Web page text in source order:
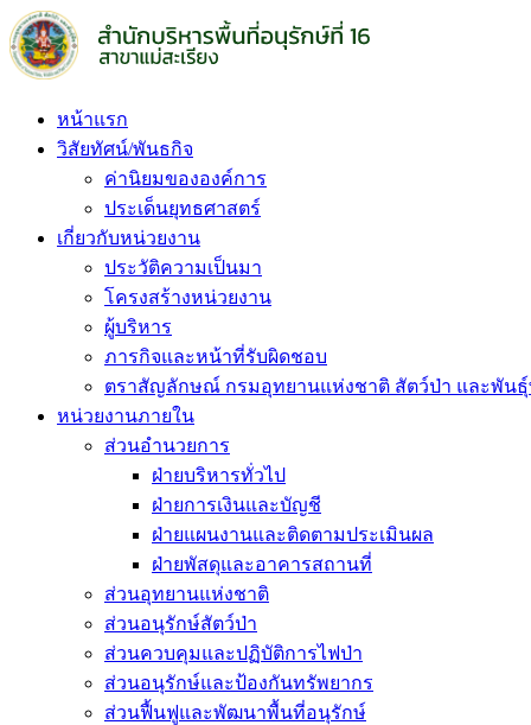
Skip
to
content
หน้าแรก
วิสัยทัศน์/พันธกิจ
ค่านิยมขององค์การ
ประเด็นยุทธศาสตร์
เกี่ยวกับหน่วยงาน
ประวัติความเป็นมา
โครงสร้างหน่วยงาน
ผู้บริหาร
ภารกิจและหน้าที่รับผิดชอบ
ตราสัญลักษณ์ กรมอุทยานแห่งชาติ สัตว์ป่า และพัน
หน่วยงานภายใน
ส่วนอำนวยการ
ฝ่ายบริหารทั่วไป
ฝ่ายการเงินและบัญชี
ฝ่ายแผนงานและติดตามประเมินผล
ฝ่ายพัสดุและอาคารสถานที่
ส่วนอุทยานแห่งชาติ
ส่วนอนุรักษ์สัตว์ป่า
ส่วนควบคุมและปฏิบัติการไฟป่า
ส่วนอนุรักษ์และป้องกันทรัพยากร
ส่วนฟื้นฟูและพัฒนาพื้นที่อนุรักษ์